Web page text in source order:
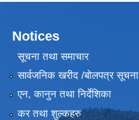
Notices
सूचना तथा समाचार
सार्वजनिक खरीद /बोलपत्र सूचना
एन, कानुन तथा निर्देशिका
कर तथा शुल्कहरु